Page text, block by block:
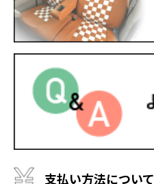
支払い方法について